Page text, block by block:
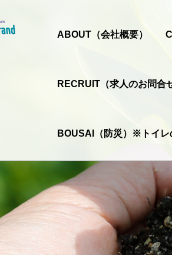
ABOUT（会社概要）
RECRUIT（求人のお問合
BOUSAI（防災）※トイレ